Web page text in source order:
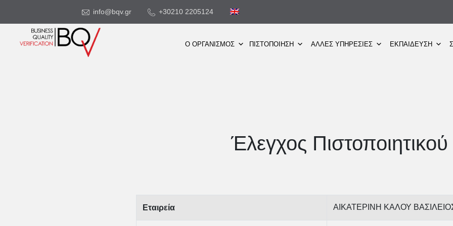
info@bqv.gr +30210 2205124
Ο ΟΡΓΑΝΙΣΜΟΣ ΠΙΣΤΟΠΟΙΗΣΗ ΑΛΛΕΣ ΥΠΗΡΕΣΙΕΣ ΕΚΠΑΙΔΕΥΣΗ
Έλεγχος Πιστοποιητικού
Εταιρεία ΑΙΚΑΤΕΡΙΝΗ ΚΑΛΟΥ